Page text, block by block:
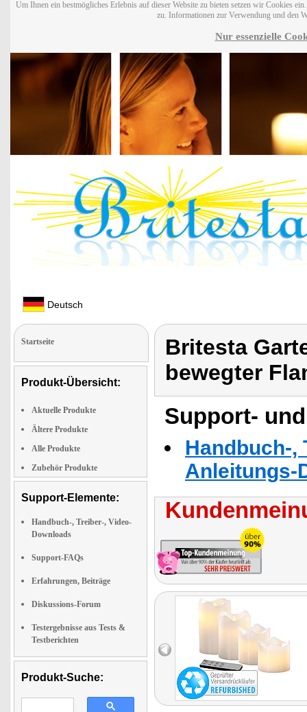
Um Ihnen ein bestmögliches Erlebnis auf dieser Website zu bieten setzen wir Cookies
zu. Informationen zur Verwendung und den
Nur essenzielle
Deutsch
Startseite
Produkt-Übersicht:
Aktuelle Produkte
Ältere Produkte
Alle Produkte
Zubehör Produkte
Support-Elemente:
Handbuch-, Treiber-, Video-
Downloads
Support-FAQs
Erfahrungen, Beiträge
Diskussions-Forum
Testergebnisse aus Tests &
Testberichten
Produkt-Suche:
Britesta
bewegter
Support-
Handbuch-,
Anleitungs-